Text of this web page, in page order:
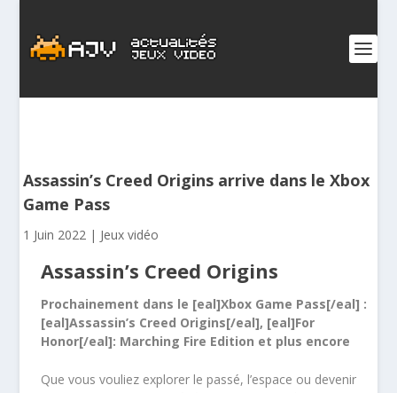
Assassin’s Creed Origins arrive dans le Xbox
Game Pass
1 Juin 2022 | Jeux vidéo
Assassin’s Creed Origins
Prochainement dans le [eal]Xbox Game Pass[/eal] :
[eal]Assassin’s Creed Origins[/eal], [eal]For
Honor[/eal]: Marching Fire Edition et plus encore
Que vous vouliez explorer le passé, l’espace ou devenir